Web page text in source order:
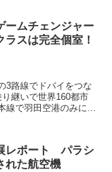
ームチェンジャー
ラスは完全個室！
3路線でドバイをつな
継いで世界160都市
線で羽田空港のみに就
レポート パラシ
れた航空機